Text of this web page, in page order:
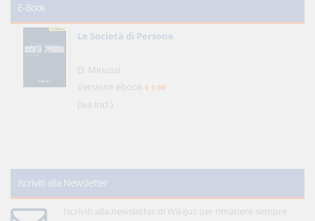
E-Book
Le Società di Persone
D. Minussi
Versione ebook € 5,99
(iva incl.)
Iscriviti alla Newsletter
Iscriviti alla newsletter di WikiJus per rimanere sempre